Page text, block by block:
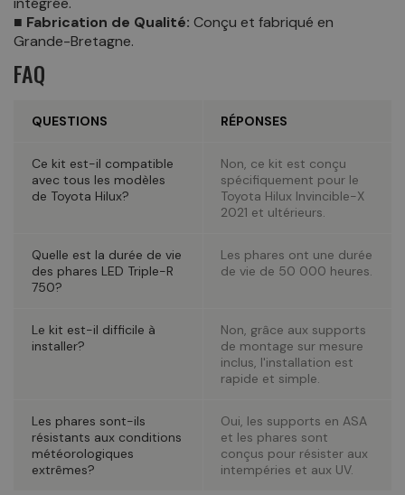
■ Fabrication de Qualité: Conçu et fabriqué en
Grande-Bretagne.
FAQ
QUESTIONS RÉPONSES
Ce kit est-il compatible
avec tous les modèles
de Toyota Hilux?
Non, ce kit est conçu
spécifiquement pour le
Toyota Hilux Invincible-X
2021 et ultérieurs.
Quelle est la durée de vie
des phares LED Triple-R
750?
Les phares ont une durée
de vie de 50 000 heures.
Le kit est-il difficile à
installer?
Non, grâce aux supports
de montage sur mesure
inclus, l'installation est
rapide et simple.
Les phares sont-ils
résistants aux conditions
météorologiques
extrêmes?
Oui, les supports en ASA
et les phares sont
conçus pour résister aux
intempéries et aux UV.